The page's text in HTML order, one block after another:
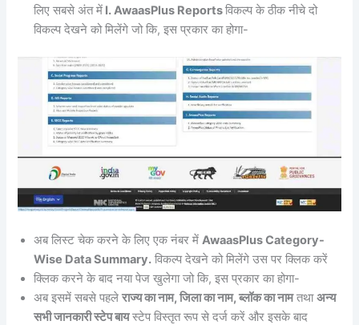
लिए सबसे अंत में I. AwaasPlus Reportsविकल्प के ठीक नीचे दो
विकल्प देखने को मिलेंगे जो कि, इस प्रकार का होगा-
अब लिस्ट चेक करने के लिए एक नंबर मेंAwaasPlus Category-
Wise Data Summary. विकल्प देखने को मिलेंगे उस पर क्लिक करें
क्लिक करने के बाद नया पेज खुलेगा जो कि, इस प्रकार का होगा-
अब इसमें सबसे पहलेराज्य का नाम, जिला का नाम, ब्लॉक का नामतथाअन्य
सभी जानकारी स्टेप बायस्टेप विस्तृत रूप से दर्ज करें और इसके बाद